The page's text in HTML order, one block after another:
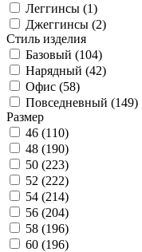
Леггинсы (1)
Джеггинсы (2)
Стиль изделия
Базовый (104)
Нарядный (42)
Офис (58)
Повседневный (149)
Размер
46 (110)
48 (190)
50 (223)
52 (222)
54 (214)
56 (204)
58 (196)
60 (196)